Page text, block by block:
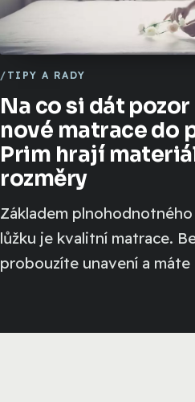
Na co si dát
nové matrace do
Prim hrají
rozměry
Základem
lůžku je kvalitní matrace.
probouzíte unavení a
TIPY A RADY